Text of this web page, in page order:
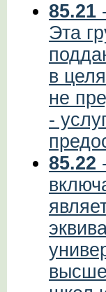
85.21
Эта
в
не
-
85.22